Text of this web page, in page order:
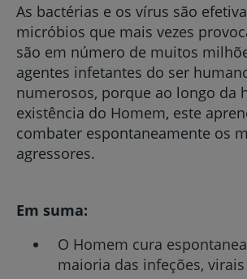
As bactérias e os vírus são
micróbios que mais vezes
são em número de muitos
agentes infetantes do ser
numerosos, porque ao longo da
existência do Homem, este
combater espontaneamente os
agressores.
Em suma:
O Homem cura
maioria das infeções,